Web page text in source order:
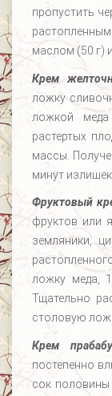
пропустить
маслом (50 г)
Крем
ложку
ложкой
растертых
массы.
минут
Фруктовый
фруктов или
земляники,
ложку меда,
Тщательно
столовую
Крем
постепенно
сок половины